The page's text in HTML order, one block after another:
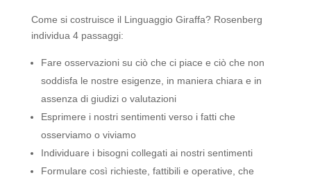
Come si costruisce il Linguaggio Giraffa? Rosenberg
individua 4 passaggi:
Fare osservazioni su ciò che ci piace e ciò che non
soddisfa le nostre esigenze, in maniera chiara e in
assenza di giudizi o valutazioni
Esprimere i nostri sentimenti verso i fatti che
osserviamo o viviamo
Individuare i bisogni collegati ai nostri sentimenti
Formulare così richieste, fattibili e operative, che